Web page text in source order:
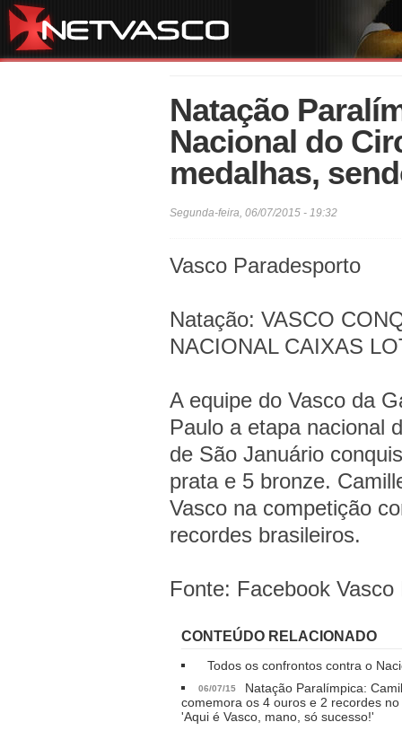
Natação
Nacional do
medalhas,
Segunda-feira, 06/07/2015 - 19:32
Vasco Paradesporto
Natação: VASCO
NACIONAL CAIXAS
A equipe do Vasco da
Paulo a etapa nacional
de São Januário
prata e 5 bronze.
Vasco na competição
recordes brasileiros.
Fonte: Facebook Vasco
CONTEÚDO RELACIONADO
Todos os confrontos contra o
06/07/15
Natação Paralímpica:
comemora os 4 ouros e 2 recordes
'Aqui é Vasco, mano, só sucesso!'